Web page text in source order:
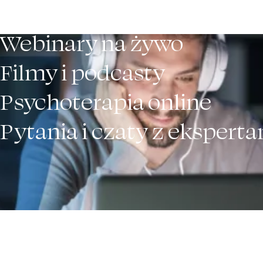
Webinary na żywo
Filmy i podcasty
Psychoterapia online
Pytania i czaty z